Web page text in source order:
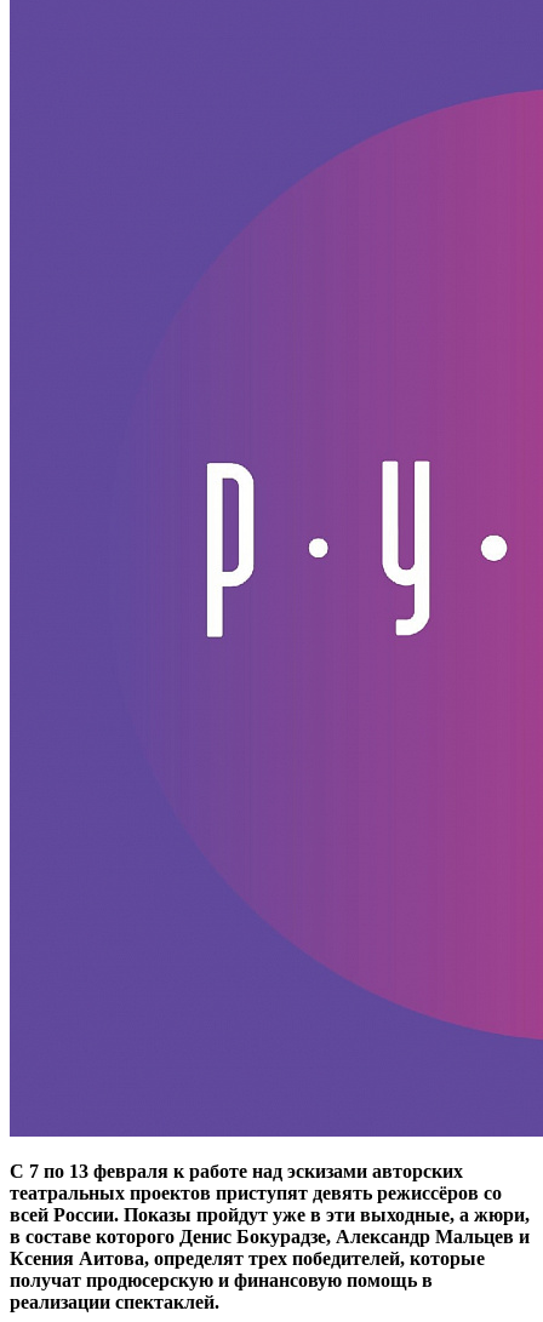
С 7 по 13 февраля к работе над эскизами авторских
театральных проектов приступят девять режиссёров со
всей России. Показы пройдут уже в эти выходные, а жюри,
в составе которого Денис Бокурадзе, Александр Мальцев и
Ксения Аитова, определят трех победителей, которые
получат продюсерскую и финансовую помощь в
реализации спектаклей.